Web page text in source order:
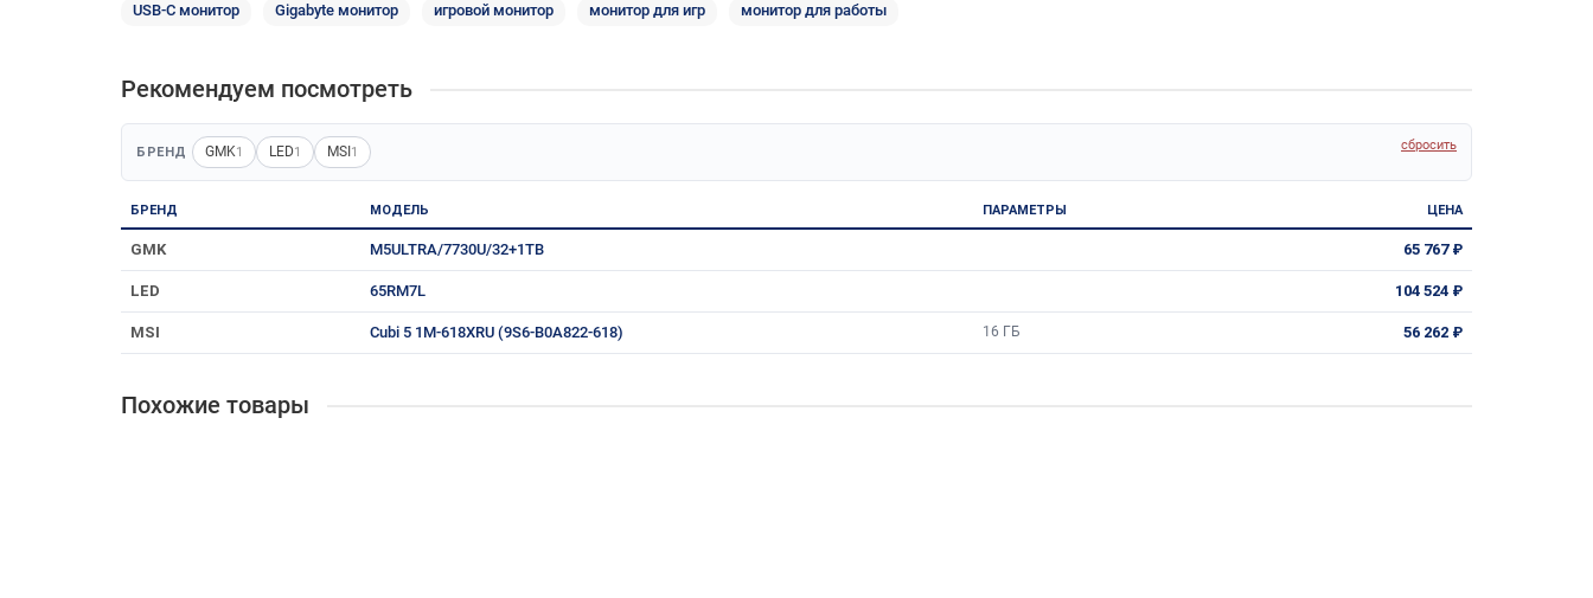
USB-C монитор Gigabyte монитор игровой монитор монитор для игр монитор для работы
Рекомендуем посмотреть
БРЕНД GMK1 LED1 MSI 1 сбросить
БРЕНД МОДЕЛЬ ПАРАМЕТРЫ ЦЕНА
GMK M5ULTRA/7730U/32+1TB 65 767 ₽
LED 65RM7L 104 524 ₽
MSI Cubi 5 1M-618XRU (9S6-B0A822-618) 16 ГБ 56 262 ₽
Похожие товары